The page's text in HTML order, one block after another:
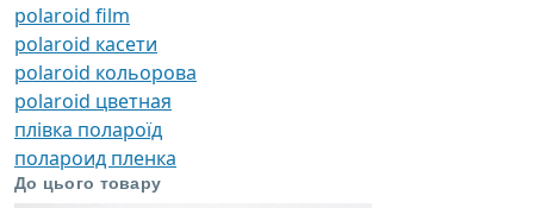
polaroid film
polaroid касети
polaroid кольорова
polaroid цветная
плівка полароїд
полароид пленка
До цього товару